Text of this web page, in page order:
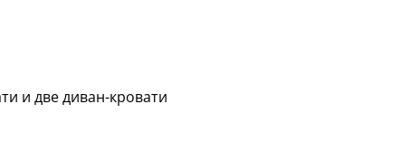
и две диван-кровати